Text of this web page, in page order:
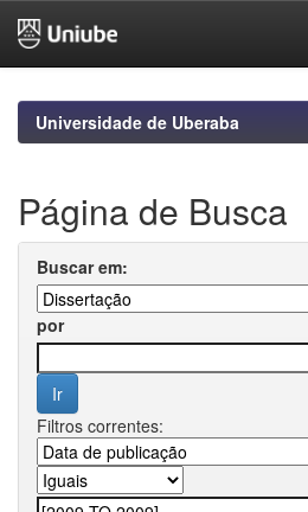
navigationUniversidade de Uberaba
Página de Busca
Buscar em:
por
Filtros correntes: